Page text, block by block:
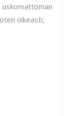
uskomattoman
oikeasti,